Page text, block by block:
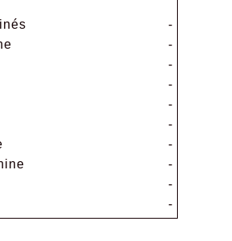
-
-
-
-
-
-
-
-
-
-